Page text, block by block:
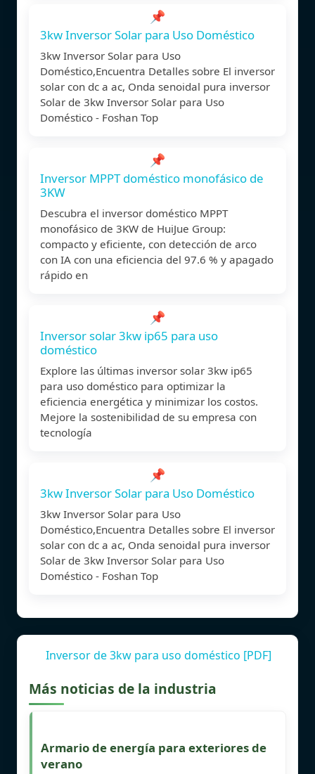
📌
3kw Inversor Solar para Uso Doméstico
3kw Inversor Solar para Uso
Doméstico,Encuentra Detalles sobre El inversor
solar con dc a ac, Onda senoidal pura inversor
Solar de 3kw Inversor Solar para Uso
Doméstico - Foshan Top
📌
Inversor MPPT doméstico monofásico de
3KW
Descubra el inversor doméstico MPPT
monofásico de 3KW de HuiJue Group:
compacto y eficiente, con detección de arco
con IA con una eficiencia del 97.6 % y apagado
rápido en
📌
Inversor solar 3kw ip65 para uso
doméstico
Explore las últimas inversor solar 3kw ip65
para uso doméstico para optimizar la
eficiencia energética y minimizar los costos.
Mejore la sostenibilidad de su empresa con
tecnología
📌
3kw Inversor Solar para Uso Doméstico
3kw Inversor Solar para Uso
Doméstico,Encuentra Detalles sobre El inversor
solar con dc a ac, Onda senoidal pura inversor
Solar de 3kw Inversor Solar para Uso
Doméstico - Foshan Top
Inversor de 3kw para uso doméstico [PDF]
Más noticias de la industria
Armario de energía para exteriores de
verano